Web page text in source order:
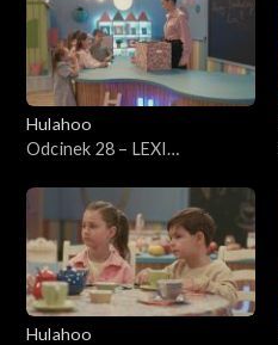
Hulahoo
Odcinek 28 – LEXI
Hulahoo